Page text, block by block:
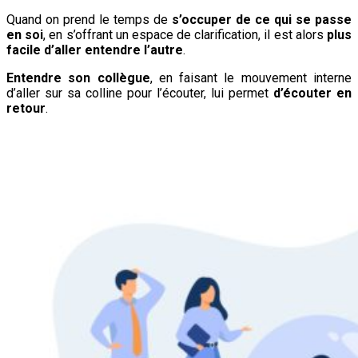
Quand on prend le temps de s’occuper de ce qui se passe
en soi, en s’offrant un espace de clarification, il est alors plus
facile d’aller entendre l’autre.
Entendre son collègue, en faisant le mouvement interne
d’aller sur sa colline pour l’écouter, lui permet d’écouter en
retour.